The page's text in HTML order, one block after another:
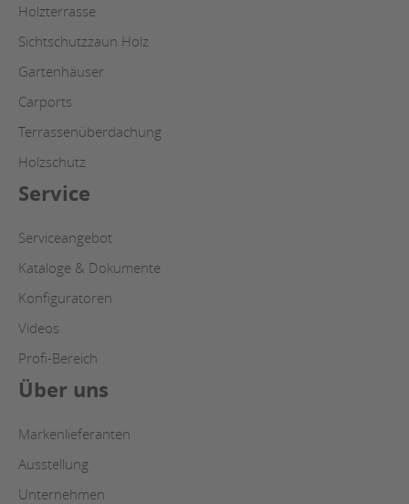
Holzterrasse
Sichtschutzzaun Holz
Gartenhäuser
Carports
Terrassenüberdachung
Holzschutz
Service
Serviceangebot
Kataloge & Dokumente
Konfiguratoren
Videos
Profi-Bereich
Über uns
Markenlieferanten
Ausstellung
Unternehmen